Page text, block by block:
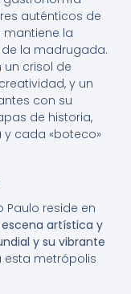
auténticos de
mantiene la
la madrugada.
un crisol de
y un
con su
de historia,
cada «boteco»
Paulo reside en
artística y
y su vibrante
esta metrópolis